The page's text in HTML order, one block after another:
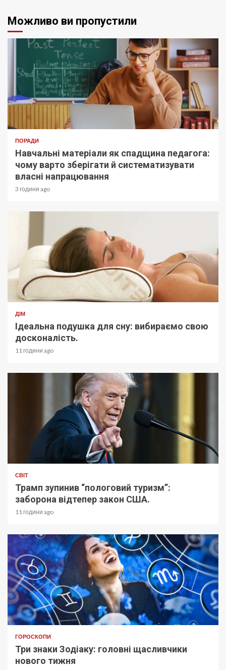
Можливо ви пропустили
ПОРАДИ
Навчальні матеріали як спадщина педагога:
чому варто зберігати й систематизувати
власні напрацювання
3 години ago
ДІМ
Ідеальна подушка для сну: вибираємо свою
досконалість.
11 години ago
СВІТ
Трамп зупинив “пологовий туризм”:
заборона відтепер закон США.
11 години ago
ГОРОСКОПИ
Три знаки Зодіаку: головні щасливчики
нового тижня